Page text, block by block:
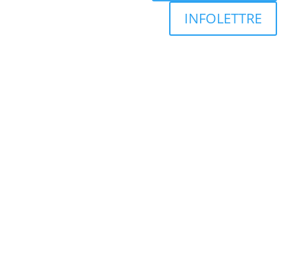
INFOLETTRE